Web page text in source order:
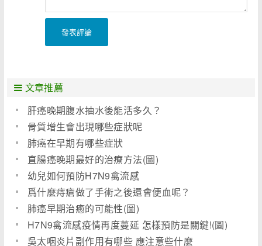
發表評論
文章推薦
肝癌晚期腹水抽水後能活多久？
骨質增生會出現哪些症狀呢
肺癌在早期有哪些症狀
直腸癌晚期最好的治療方法(圖)
幼兒如何預防H7N9禽流感
爲什麼痔瘡做了手術之後還會便血呢？
肺癌早期治癒的可能性(圖)
H7N9禽流感疫情再度蔓延 怎樣預防是關鍵!(圖)
吳太咽炎片副作用有哪些 應注意些什麼